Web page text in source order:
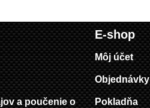
a poučenie o
E-shop
Môj účet
Objednávky
Pokladňa